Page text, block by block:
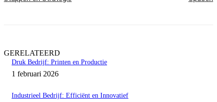
GERELATEERD
Druk Bedrijf: Printen en Productie
1 februari 2026
Industrieel Bedrijf: Efficiënt en Innovatief